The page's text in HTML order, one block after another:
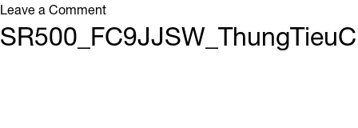
Leave a Commenton
SR500_FC9JJSW_ThungTieuChuan_8